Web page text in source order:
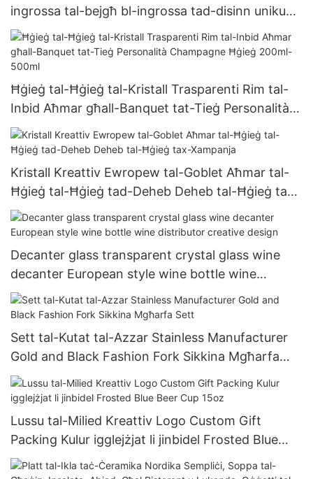
ingrossa tal-bejgħ bl-ingrossa tad-disinn uniku
modern u anti-skalding tal-istainless steel
poutlery
Ħġieġ tal-Ħġieġ tal-Kristall Trasparenti Rim tal-
Inbid Aħmar għall-Banquet tat-Tieġ Personalità
Champagne Ħġieġ 200ml-500ml
Kristall Kreattiv Ewropew tal-Goblet Aħmar tal-
Ħġieġ tal-Ħġieġ tad-Deheb Deheb tal-Ħġieġ tax-
Xampanja
Decanter glass transparent crystal glass wine
decanter European style wine bottle wine
distributor creative design
Sett tal-Kutat tal-Azzar Stainless Manufacturer
Gold and Black Fashion Fork Sikkina Mgħarfa
Sett
Lussu tal-Milied Kreattiv Logo Custom Gift
Packing Kulur igglejżjat li jinbidel Frosted Blue
Beer Cup 15oz